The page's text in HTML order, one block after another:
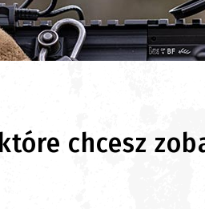
chcesz